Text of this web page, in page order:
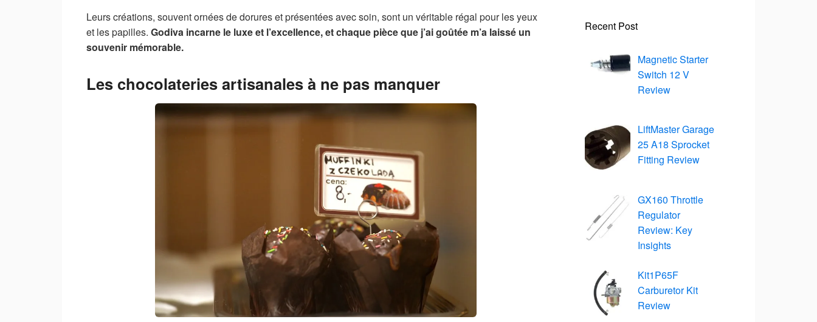
Leurs créations, souvent ornées de dorures et présentées avec soin, sont un véritable régal pour les yeux
et les papilles. Godiva incarne le luxe et l’excellence, et chaque pièce que j’ai goûtée m’a laissé un
souvenir mémorable.
Les chocolateries artisanales à ne pas manquer
Recent Post
Magnetic Starter
Switch 12 V
Review
LiftMaster Garage
25 A18 Sprocket
Fitting Review
GX160 Throttle
Regulator
Review: Key
Insights
Kit1P65F
Carburetor Kit
Review